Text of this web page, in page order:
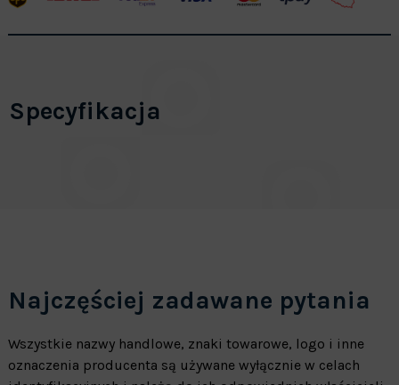
Specyfikacja
Najczęściej zadawane pytania
Wszystkie nazwy handlowe, znaki towarowe, logo i inne
oznaczenia producenta są używane wyłącznie w celach